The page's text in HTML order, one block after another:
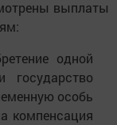
выплаты
одной
государство
особь
компенсация